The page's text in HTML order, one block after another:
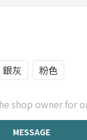
銀灰 粉色
shop owner for
MESSAGE